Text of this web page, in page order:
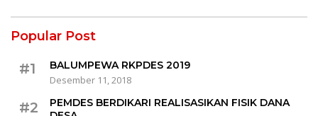
Popular Post
#1
BALUMPEWA RKPDES 2019
Desember 11, 2018
#2
PEMDES BERDIKARI REALISASIKAN FISIK DANA